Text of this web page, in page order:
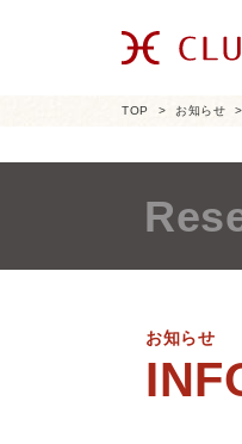
TOP お知らせ
お知らせ